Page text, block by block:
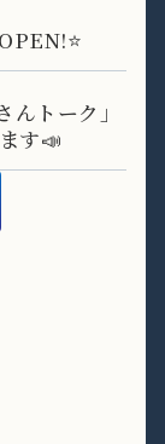
トーク」
す📣